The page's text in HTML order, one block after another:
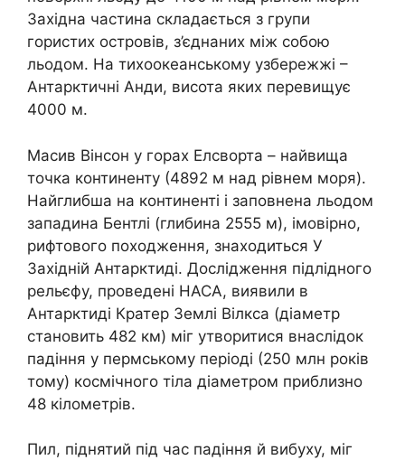
Західна частина складається з групи
гористих островів, з’єднаних між собою
льодом. На тихоокеанському узбережжі –
Антарктичні Анди, висота яких перевищує
4000 м.
Масив Вінсон у горах Елсворта – найвища
точка континенту (4892 м над рівнем моря).
Найглибша на континенті і заповнена льодом
западина Бентлі (глибина 2555 м), імовірно,
рифтового походження, знаходиться У
Західній Антарктиді. Дослідження підлідного
рельєфу, проведені НАСА, виявили в
Антарктиді Кратер Землі Вілкса (діаметр
становить 482 км) міг утворитися внаслідок
падіння у пермському періоді (250 млн років
тому) космічного тіла діаметром приблизно
48 кілометрів.
Пил, піднятий під час падіння й вибуху, міг